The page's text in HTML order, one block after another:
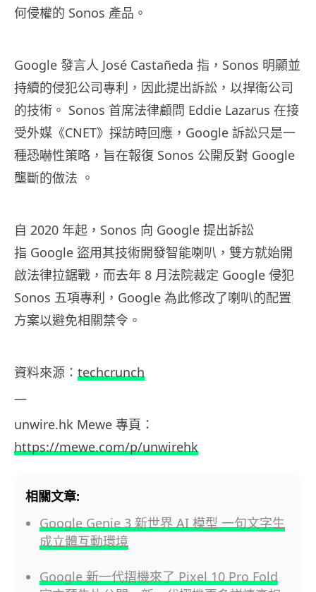
何侵權的 Sonos 產品。
Google 發言人 José Castañeda 指，Sonos 明顯並
持續的侵犯公司專利，因此提出訴訟，以捍衛公司
的技術。 Sonos 首席法律顧問 Eddie Lazarus 在接
受外媒《CNET》採訪時回應，Google 訴訟只是一
種恐嚇性策略，旨在報復 Sonos 公開反對 Google
壟斷的做法 。
自 2020 年起，Sonos 向 Google 提出訴訟
指 Google 盜用其技術開發智能喇叭，雙方就始開
啟法律拉鋸戰，而去年 8 月法院裁定 Google 侵犯
Sonos 五項專利，Google 為此修改了喇叭的配置
方案以避免相關禁令。
資料來源： techcrunch
—
unwire.hk Mewe 專頁：
https://mewe.com/p/unwirehk
相關文章:
Google Genie 3 新世界 AI 模型 一句文字生
成立體互動環境
Google 新一代摺機來了 Pixel 10 Pro Fold